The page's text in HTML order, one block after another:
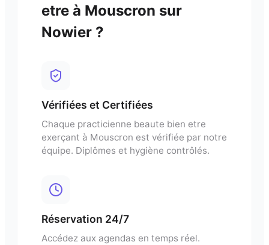
etre à Mouscron sur
Nowier ?
Vérifiées et Certifiées
Chaque practicienne beaute bien etre
exerçant à Mouscron est vérifiée par notre
équipe. Diplômes et hygiène contrôlés.
Réservation 24/7
Accédez aux agendas en temps réel.